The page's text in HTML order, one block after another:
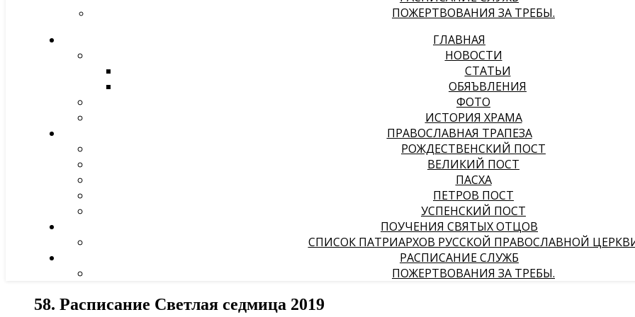
ПОЖЕРТВОВАНИЯ ЗА ТРЕБЫ.
ГЛАВНАЯ
НОВОСТИ
СТАТЬИ
ОБЯЪВЛЕНИЯ
ФОТО
ИСТОРИЯ ХРАМА
ПРАВОСЛАВНАЯ ТРАПЕЗА
РОЖДЕСТВЕНСКИЙ ПОСТ
ВЕЛИКИЙ ПОСТ
ПАСХА
ПЕТРОВ ПОСТ
УСПЕНСКИЙ ПОСТ
ПОУЧЕНИЯ СВЯТЫХ ОТЦОВ
СПИСОК ПАТРИАРХОВ РУССКОЙ ПРАВОСЛАВНОЙ
РАСПИСАНИЕ СЛУЖБ
ПОЖЕРТВОВАНИЯ ЗА ТРЕБЫ.
58. Расписание Светлая седмица 2019